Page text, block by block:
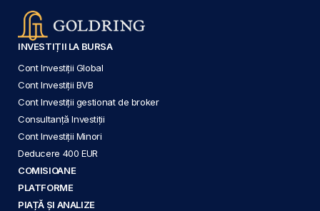
INVESTIȚII LA BURSA
Cont Investiții Global
Cont Investiții BVB
Cont Investiții gestionat de broker
Consultanță Investiții
Cont Investiții Minori
Deducere 400 EUR
COMISIOANE
PLATFORME
PIAȚĂ ȘI ANALIZE